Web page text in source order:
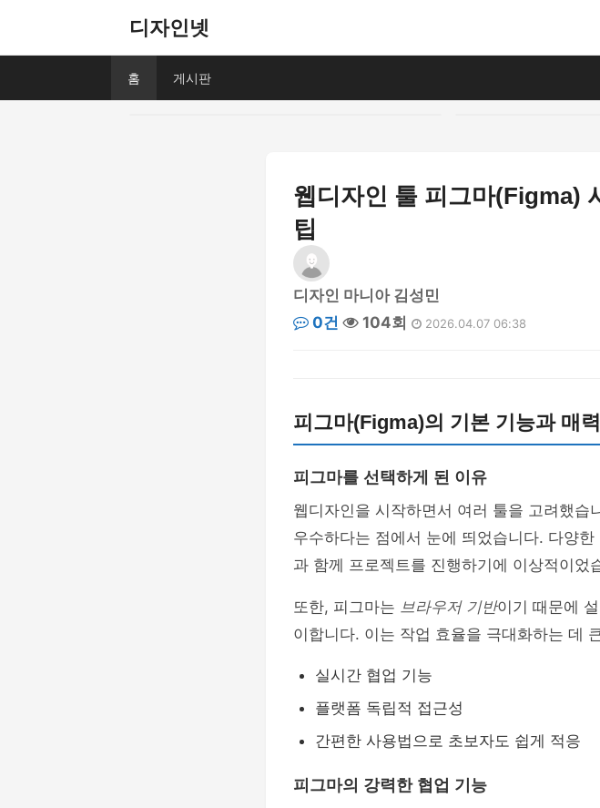
디자인넷
홈 게시판
웹디자인 툴 피그마(Figma)
팁
디자인 마니아 김성민
0건
104회 2026.04.07 06:38
피그마(Figma)의 기본 기능과 매력
피그마를 선택하게 된 이유
웹디자인을 시작하면서 여러 툴을 고려했습
우수하다는 점에서 눈에 띄었습니다. 다양
과 함께 프로젝트를 진행하기에 이상적이었
또한, 피그마는 브라우저 기반이기 때문에
이합니다. 이는 작업 효율을 극대화하는 데
실시간 협업 기능
플랫폼 독립적 접근성
간편한 사용법으로 초보자도 쉽게 적응
피그마의 강력한 협업 기능